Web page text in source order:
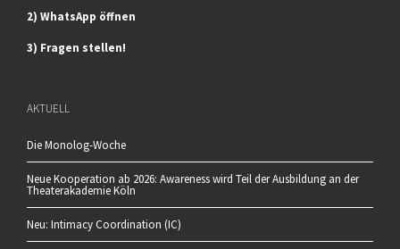
2) WhatsApp öffnen
3) Fragen stellen!
AKTUELL
Die Monolog-Woche
Neue Kooperation ab 2026: Awareness wird Teil der Ausbildung an der
Theaterakademie Köln
Neu: Intimacy Coordination (IC)